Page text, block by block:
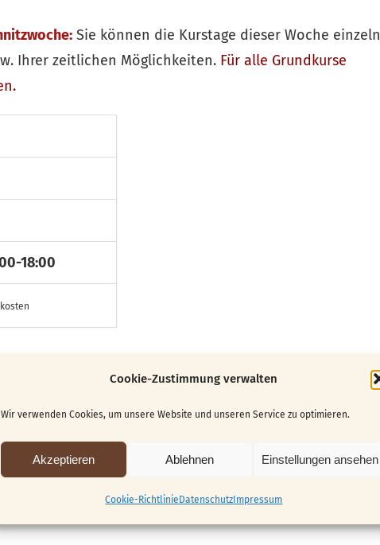
Cookie-Zustimmung verwalten
Wir verwenden Cookies, um unsere Website und unseren Service zu optimieren.
Akzeptieren Ablehnen Einstellungen ansehen
Cookie-Richtlinie Datenschutz Impressum
Sie können die Kurstage dieser Woche einzeln
Ihrer zeitlichen Möglichkeiten. Für alle Grundkurse
18:00
nicht mehr möglich.